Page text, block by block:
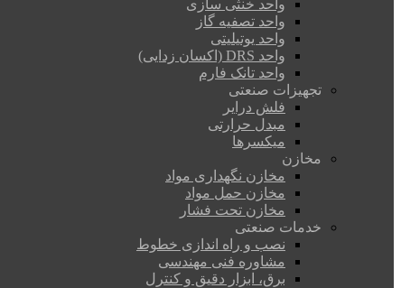
واحد خنثی سازی
واحد تصفیه گاز
واحد یوتیلیتی
واحد DRS (اکسان زدایی)
واحد تانک فارم
تجهیزات صنعتی
فلش درایر
مبدل حرارتی
میکسرها
مخازن
مخازن نگهداری مواد
مخازن حمل مواد
مخازن تحت فشار
خدمات صنعتی
نصب و راه اندازی خطوط
مشاوره فنی مهندسی
برق، ابزار دقیق و کنترل